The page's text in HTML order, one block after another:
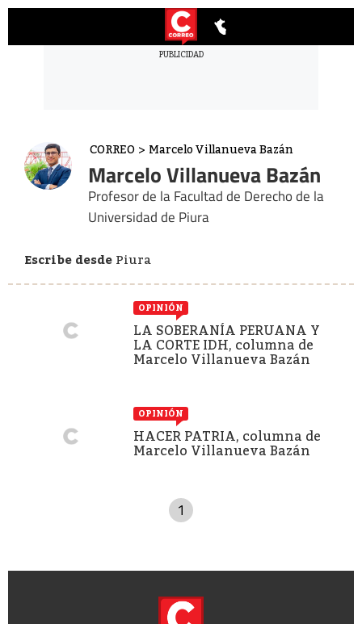
CORREO > Marcelo Villanueva Bazán
Marcelo Villanueva Bazán
Profesor de la Facultad de Derecho de la
Universidad de Piura
Escribe desde Piura
OPINIÓN
LA SOBERANÍA PERUANA Y
LA CORTE IDH, columna de
Marcelo Villanueva Bazán
OPINIÓN
HACER PATRIA, columna de
Marcelo Villanueva Bazán
1